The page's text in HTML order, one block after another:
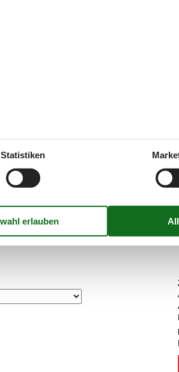
Entfernung
Küste
Restaurant
Statistiken